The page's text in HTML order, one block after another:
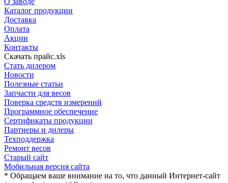
Каталог продукции
Доставка
Оплата
Акции
Контакты
Скачать прайс.xls
Стать дилером
Новости
Полезные статьи
Запчасти для весов
Поверка средств измерений
Программное обеспечение
Сертификаты продукции
Партнеры и дилеры
Техподдержка
Ремонт весов
Старый сайт
Мобильная версия сайта
* Обращаем ваше внимание на то, что данный Интернет-сайт